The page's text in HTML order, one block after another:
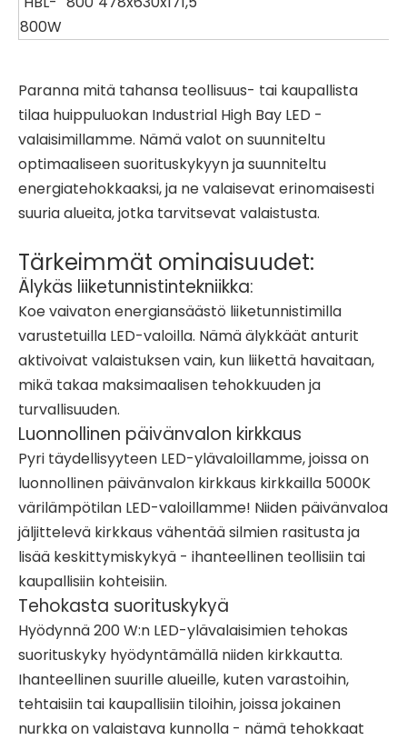
800W
Paranna mitä tahansa teollisuus- tai kaupallista
tilaa huippuluokan Industrial High Bay LED -
valaisimillamme. Nämä valot on suunniteltu
optimaaliseen suorituskykyyn ja suunniteltu
energiatehokkaaksi, ja ne valaisevat erinomaisesti
suuria alueita, jotka tarvitsevat valaistusta.
Tärkeimmät ominaisuudet:
Älykäs liiketunnistintekniikka:
Koe vaivaton energiansäästö liiketunnistimilla
varustetuilla LED-valoilla. Nämä älykkäät anturit
aktivoivat valaistuksen vain, kun liikettä havaitaan,
mikä takaa maksimaalisen tehokkuuden ja
turvallisuuden.
Luonnollinen päivänvalon kirkkaus
Pyri täydellisyyteen LED-ylävaloillamme, joissa on
luonnollinen päivänvalon kirkkaus kirkkailla 5000K
värilämpötilan LED-valoillamme! Niiden päivänvaloa
jäljittelevä kirkkaus vähentää silmien rasitusta ja
lisää keskittymiskykyä - ihanteellinen teollisiin tai
kaupallisiin kohteisiin.
Tehokasta suorituskykyä
Hyödynnä 200 W:n LED-ylävalaisimien tehokas
suorituskyky hyödyntämällä niiden kirkkautta.
Ihanteellinen suurille alueille, kuten varastoihin,
tehtaisiin tai kaupallisiin tiloihin, joissa jokainen
nurkka on valaistava kunnolla - nämä tehokkaat